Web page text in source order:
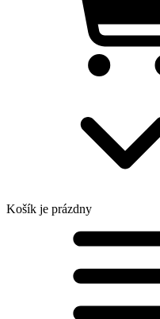
Košík je prázdny